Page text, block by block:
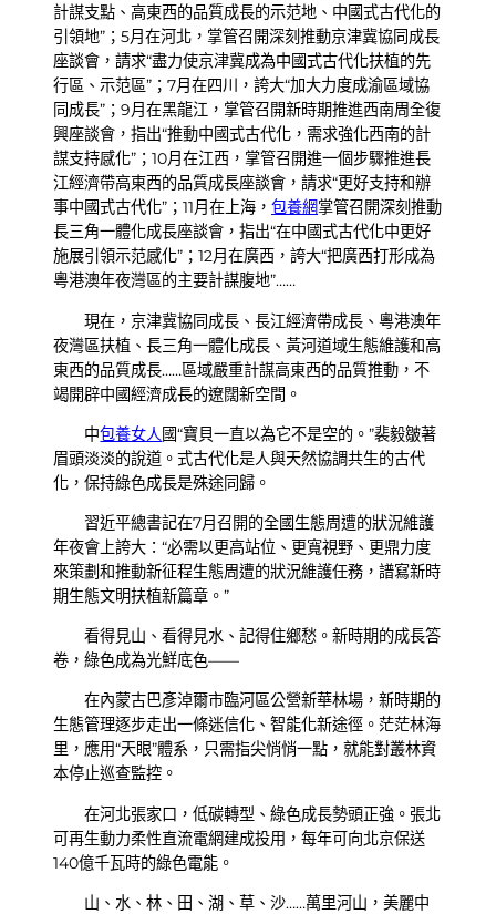
計謀支點、高東西的品質成長的示范地、中國式古代化的
引領地”；5月在河北，掌管召開深刻推動京津冀協同成長
座談會，請求“盡力使京津冀成為中國式古代化扶植的先
行區、示范區”；7月在四川，誇大“加大力度成渝區域協
同成長”；9月在黑龍江，掌管召開新時期推進西南周全復
興座談會，指出“推動中國式古代化，需求強化西南的計
謀支持感化”；10月在江西，掌管召開進一個步驟推進長
江經濟帶高東西的品質成長座談會，請求“更好支持和辦
事中國式古代化”；11月在上海， 包養網掌管召開深刻推動
長三角一體化成長座談會，指出“在中國式古代化中更好
施展引領示范感化”；12月在廣西，誇大“把廣西打形成為
粵港澳年夜灣區的主要計謀腹地”……
現在，京津冀協同成長、長江經濟帶成長、粵港澳年
夜灣區扶植、長三角一體化成長、黃河道域生態維護和高
東西的品質成長……區域嚴重計謀高東西的品質推動，不
竭開辟中國經濟成長的遼闊新空間。
中包養女人國“寶貝一直以為它不是空的。”裴毅皺著
眉頭淡淡的說道。式古代化是人與天然協調共生的古代
化，保持綠色成長是殊途同歸。
習近平總書記在7月召開的全國生態周遭的狀況維護
年夜會上誇大：“必需以更高站位、更寬視野、更鼎力度
來策劃和推動新征程生態周遭的狀況維護任務，譜寫新時
期生態文明扶植新篇章。”
看得見山、看得見水、記得住鄉愁。新時期的成長答
卷，綠色成為光鮮底色——
在內蒙古巴彥淖爾市臨河區公營新華林場，新時期的
生態管理逐步走出一條迷信化、智能化新途徑。茫茫林海
里，應用“天眼”體系，只需指尖悄悄一點，就能對叢林資
本停止巡查監控。
在河北張家口，低碳轉型、綠色成長勢頭正強。張北
可再生動力柔性直流電網建成投用，每年可向北京保送
140億千瓦時的綠色電能。
山、水、林、田、湖、草、沙……萬里河山，美麗中